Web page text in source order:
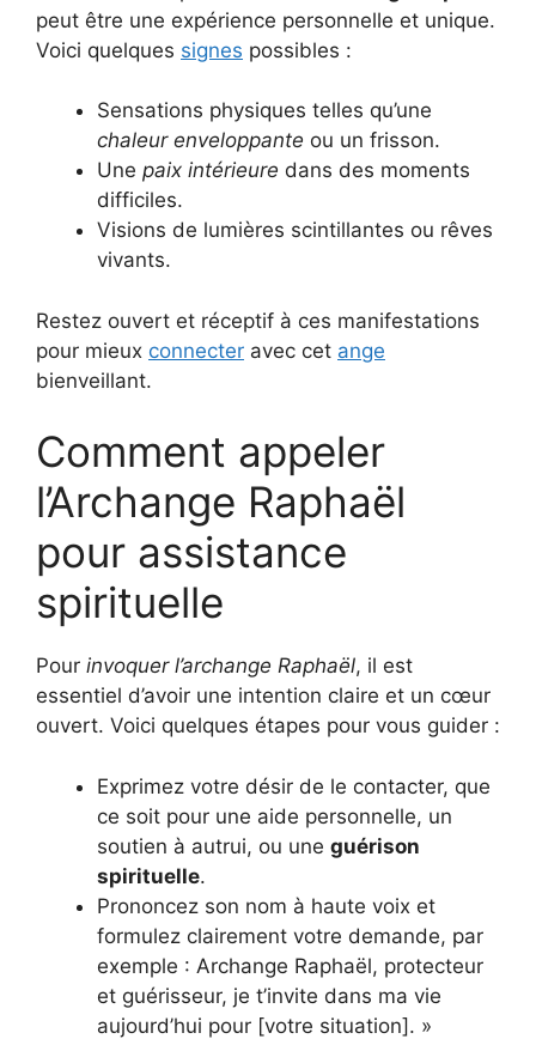
peut être une expérience personnelle et unique.
Voici quelques signes possibles :
Sensations physiques telles qu’une
chaleur enveloppante ou un frisson.
Une paix intérieure dans des moments
difficiles.
Visions de lumières scintillantes ou rêves
vivants.
Restez ouvert et réceptif à ces manifestations
pour mieux connecter avec cet ange
bienveillant.
Comment appeler
l’Archange Raphaël
pour assistance
spirituelle
Pour invoquer l’archange Raphaël, il est
essentiel d’avoir une intention claire et un cœur
ouvert. Voici quelques étapes pour vous guider :
Exprimez votre désir de le contacter, que
ce soit pour une aide personnelle, un
soutien à autrui, ou une guérison
spirituelle.
Prononcez son nom à haute voix et
formulez clairement votre demande, par
exemple : Archange Raphaël, protecteur
et guérisseur, je t’invite dans ma vie
aujourd’hui pour [votre situation]. »